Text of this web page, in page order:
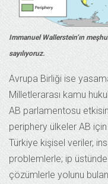
Immanuel Wallerstein’ın
sayılıyoruz.
Avrupa Birliği ise
Milletlerarası kamu
AB parlamentosu
periphery ülkeler AB
Türkiye kişisel veriler,
problemlerle; ip
çözümlerle yolunu